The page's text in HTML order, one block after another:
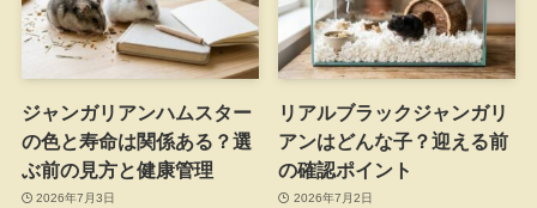
ジャンガリアンハムスター
の色と寿命は関係ある？選
ぶ前の見方と健康管理
2026年7月3日
リアルブラックジャンガリ
アンはどんな子？迎える前
の確認ポイント
2026年7月2日